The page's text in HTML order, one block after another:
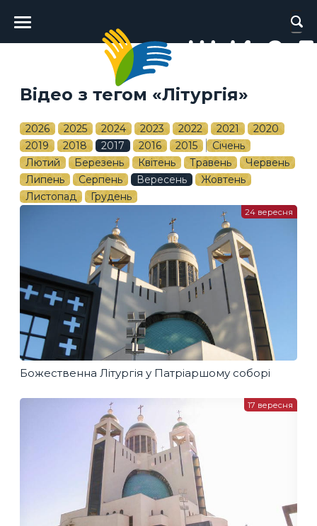
Головне
меню
Відео з тегом «Літургія»
2026 2025 2024 2023 2022 2021
2020
2019
2018 2017 2016 2015
Січень
Лютий
Березень Квітень Травень
Червень
Липень
Серпень Вересень
Жовтень
Листопад
Грудень
Божественна Літургія у Патріаршому соборі
24 вересня
17 вересня